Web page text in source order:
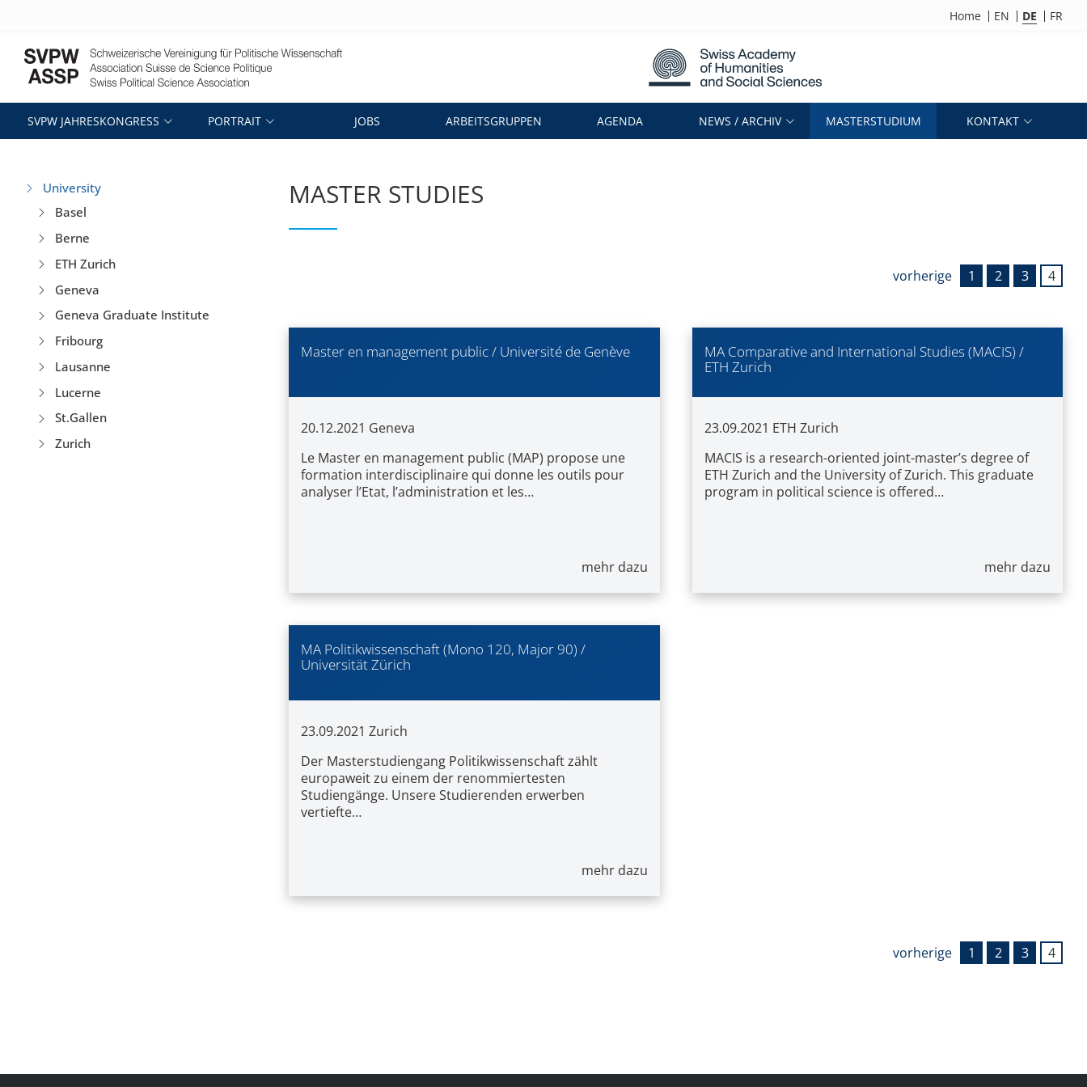
Home EN DE FR
SVPW JAHRESKONGRESS PORTRAIT JOBS ARBEITSGRUPPEN AGENDA NEWS / ARCHIV MASTERSTUDIUM KONTAKT
University
Basel
Berne
ETH Zurich
Geneva
Geneva Graduate Institute
Fribourg
Lausanne
Lucerne
St.Gallen
Zurich
MASTER STUDIES
vorherige 1 2 3 4
Master en management public / Université de Genève
20.12.2021 Geneva
Le Master en management public (MAP) propose une
formation interdisciplinaire qui donne les outils pour
analyser l’Etat, l’administration et les…
mehr dazu
MA Comparative and International Studies (MACIS) /
ETH Zurich
23.09.2021 ETH Zurich
MACIS is a research-oriented joint-master’s degree of
ETH Zurich and the University of Zurich. This graduate
program in political science is offered…
mehr dazu
MA Politikwissenschaft (Mono 120, Major 90) /
Universität Zürich
23.09.2021 Zurich
Der Masterstudiengang Politikwissenschaft zählt
europaweit zu einem der renommiertesten
Studiengänge. Unsere Studierenden erwerben
vertiefte…
mehr dazu
vorherige 1 2 3 4